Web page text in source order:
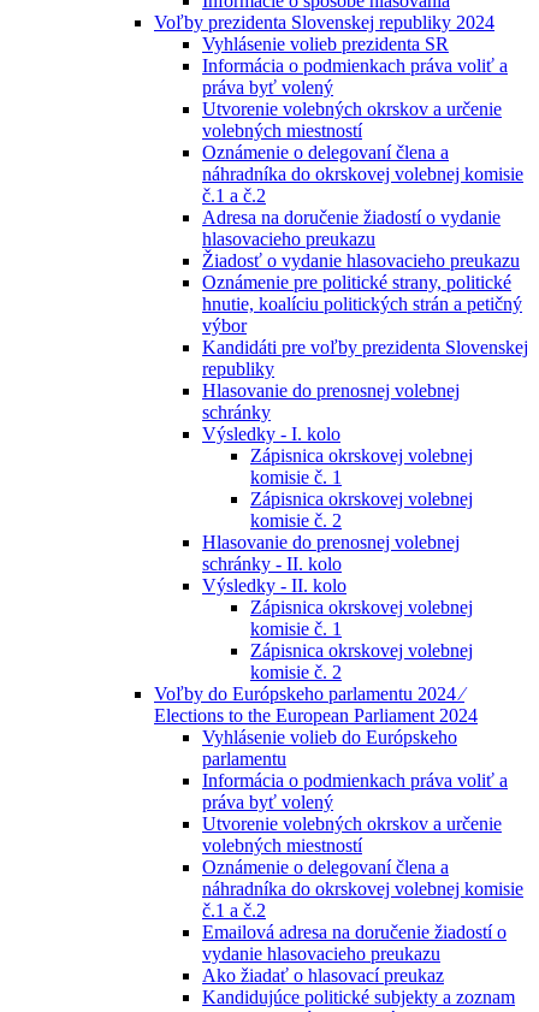
Voľby prezidenta Slovenskej republiky 2024
Vyhlásenie volieb prezidenta SR
Informácia o podmienkach práva voliť a
práva byť volený
Utvorenie volebných okrskov a určenie
volebných miestností
Oznámenie o delegovaní člena a
náhradníka do okrskovej volebnej komisie
č.1 a č.2
Adresa na doručenie žiadostí o vydanie
hlasovacieho preukazu
Žiadosť o vydanie hlasovacieho preukazu
Oznámenie pre politické strany, politické
hnutie, koalíciu politických strán a petičný
výbor
Kandidáti pre voľby prezidenta Slovenskej
republiky
Hlasovanie do prenosnej volebnej
schránky
Výsledky - I. kolo
Zápisnica okrskovej volebnej
komisie č. 1
Zápisnica okrskovej volebnej
komisie č. 2
Hlasovanie do prenosnej volebnej
schránky - II. kolo
Výsledky - II. kolo
Zápisnica okrskovej volebnej
komisie č. 1
Zápisnica okrskovej volebnej
komisie č. 2
Voľby do Európskeho parlamentu 2024 ⁄
Elections to the European Parliament 2024
Vyhlásenie volieb do Európskeho
parlamentu
Informácia o podmienkach práva voliť a
práva byť volený
Utvorenie volebných okrskov a určenie
volebných miestností
Oznámenie o delegovaní člena a
náhradníka do okrskovej volebnej komisie
č.1 a č.2
Emailová adresa na doručenie žiadostí o
vydanie hlasovacieho preukazu
Ako žiadať o hlasovací preukaz
Kandidujúce politické subjekty a zoznam